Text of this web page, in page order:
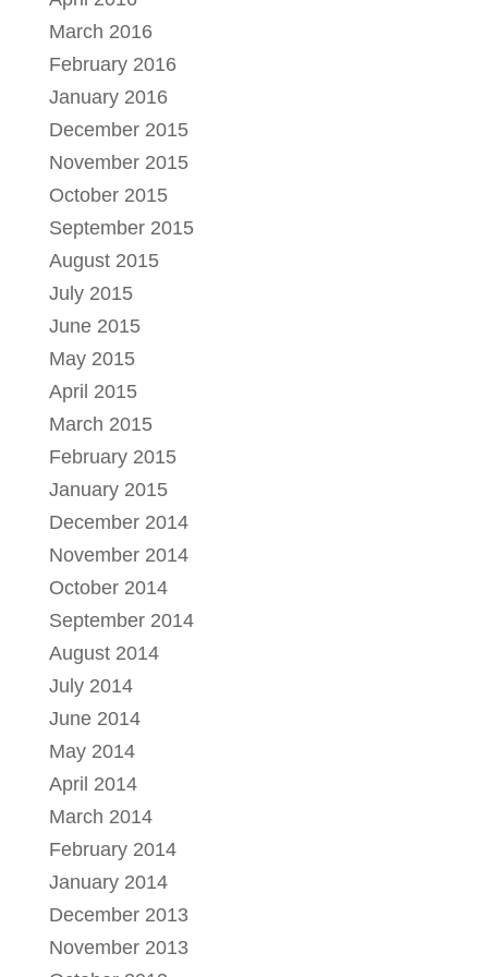
March 2016
February 2016
January 2016
December 2015
November 2015
October 2015
September 2015
August 2015
July 2015
June 2015
May 2015
April 2015
March 2015
February 2015
January 2015
December 2014
November 2014
October 2014
September 2014
August 2014
July 2014
June 2014
May 2014
April 2014
March 2014
February 2014
January 2014
December 2013
November 2013